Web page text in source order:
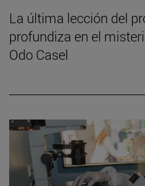
La última lección del
profundiza en el
Odo Casel